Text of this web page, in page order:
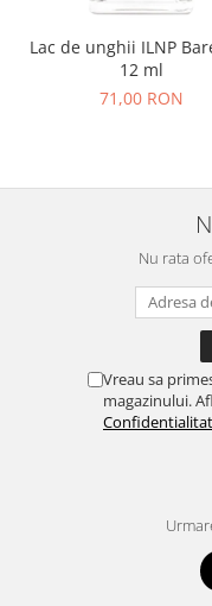
Lac de unghii ILNP
12 ml
71,00 RON
Nu rata
Vreau sa
magazinului.